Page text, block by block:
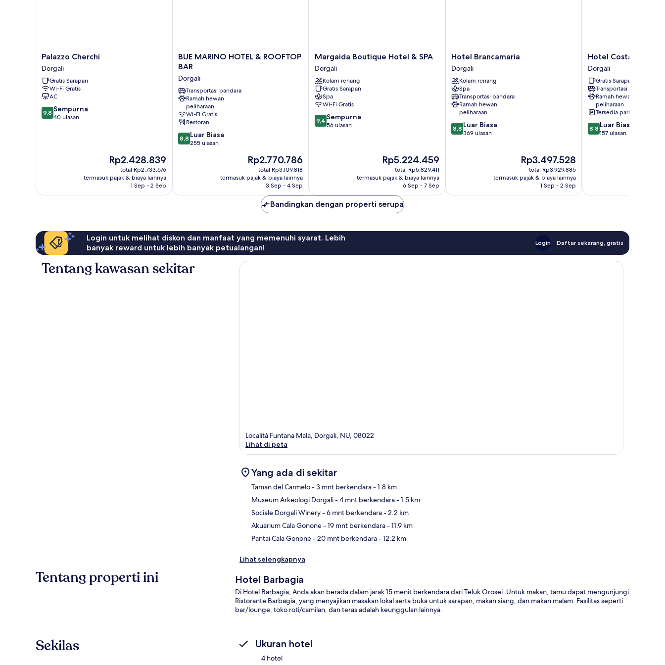
Palazzo
Cherchi
Dorgali
Palazzo Cherchi
Dorgali
Gratis Sarapan
Wi-Fi Gratis
AC
9.8
dari
9,8 Sempurna
40 ulasan
Harga
sekarang
Rp2.428.839
Rp2.428.839
total Rp2.733.676
termasuk pajak & biaya lainnya
1 Sep - 2 Sep
BUE
MARINO
&
ROOFTOP
BAR
Dorgali
BUE MARINO HOTEL & ROOFTOP
BAR
Dorgali
Transportasi bandara
Ramah hewan
peliharaan
Wi-Fi Gratis
Restoran
8.8
dari
8,8 Luar Biasa
255 ulasan
Harga
sekarang
Rp2.770.786
Rp2.770.786
total Rp3.109.818
termasuk pajak & biaya lainnya
3 Sep - 4 Sep
Margaida
Boutique
Hotel
&
SPA
Dorgali
Margaida Boutique Hotel & SPA
Dorgali
Kolam renang
Gratis Sarapan
Spa
Wi-Fi Gratis
9.4
dari
9,4 Sempurna
56 ulasan
Harga
sekarang
Rp5.224.459
Rp5.224.459
total Rp5.829.411
termasuk pajak & biaya lainnya
6 Sep - 7 Sep
Hotel
Brancamaria
Dorgali
Hotel Brancamaria
Dorgali
Kolam renang
Spa
Transportasi bandara
Ramah hewan
peliharaan
8.8
dari
8,8 Luar Biasa
369 ulasan
Harga
sekarang
Rp3.497.528
Rp3.497.528
total Rp3.929.885
termasuk pajak & biaya lainnya
1 Sep - 2 Sep
Hotel
Costa
Dorada
Dorgali
Hotel Costa Dorada
Dorgali
Gratis Sarapan
Transportasi bandara
Ramah hewan
peliharaan
Tersedia parkir
8.8
dari
8,8 Luar Biasa
157 ulasan
Bandingkan dengan properti serupa
Login untuk melihat diskon dan manfaat yang memenuhi syarat. Lebih
banyak reward untuk lebih banyak petualangan!
Login Daftar sekarang, gratis
Tentang kawasan sekitar
Località Funtana Mala, Dorgali, NU, 08022
Lihat di peta
Yang ada di sekitar
Taman del Carmelo- 3 mnt berkendara- 1.8 km
Museum Arkeologi Dorgali- 4 mnt berkendara- 1.5 km
Sociale Dorgali Winery- 6 mnt berkendara- 2.2 km
Akuarium Cala Gonone- 19 mnt berkendara- 11.9 km
Pantai Cala Gonone- 20 mnt berkendara- 12.2 km
Lihat selengkapnya
Tentang properti ini Hotel Barbagia
Di Hotel Barbagia, Anda akan berada dalam jarak 15 menit berkendara dari Teluk Orosei. Untuk makan, tamu dapat mengunjungi
Ristorante Barbagia, yang menyajikan masakan lokal serta buka untuk sarapan, makan siang, dan makan malam. Fasilitas seperti
bar/lounge, toko roti/camilan, dan teras adalah keunggulan lainnya.
Sekilas Ukuran hotel
4 hotel